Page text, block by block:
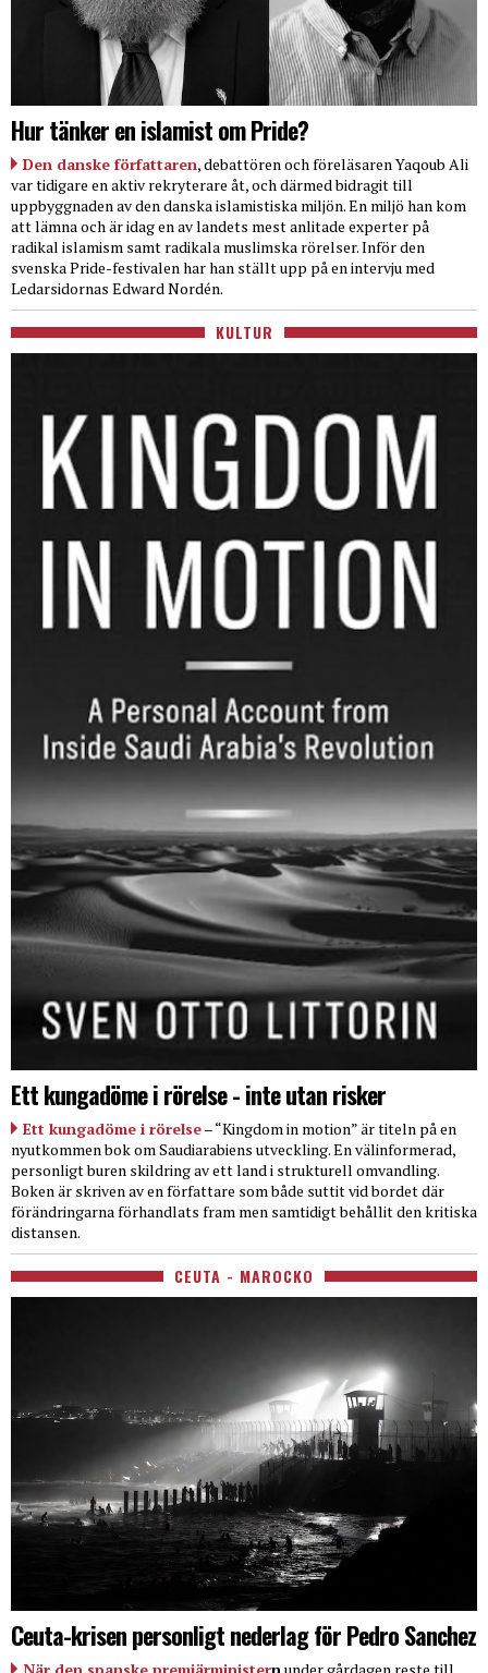
Hur tänker en islamist om Pride?
Den danske författaren, debattören och föreläsaren Yaqoub Ali
var tidigare en aktiv rekryterare åt, och därmed bidragit till
uppbyggnaden av den danska islamistiska miljön. En miljö han kom
att lämna och är idag en av landets mest anlitade experter på
radikal islamism samt radikala muslimska rörelser. Inför den
svenska Pride-festivalen har han ställt upp på en intervju med
Ledarsidornas Edward Nordén.
KULTUR
Ett kungadöme i rörelse - inte utan risker
Ett kungadöme i rörelse– “Kingdom in motion” är titeln på en
nyutkommen bok om Saudiarabiens utveckling. En välinformerad,
personligt buren skildring av ett land i strukturell omvandling.
Boken är skriven av en författare som både suttit vid bordet där
förändringarna förhandlats fram men samtidigt behållit den kritiska
distansen.
CEUTA - MAROCKO
Ceuta-krisen personligt nederlag för Pedro Sanchez